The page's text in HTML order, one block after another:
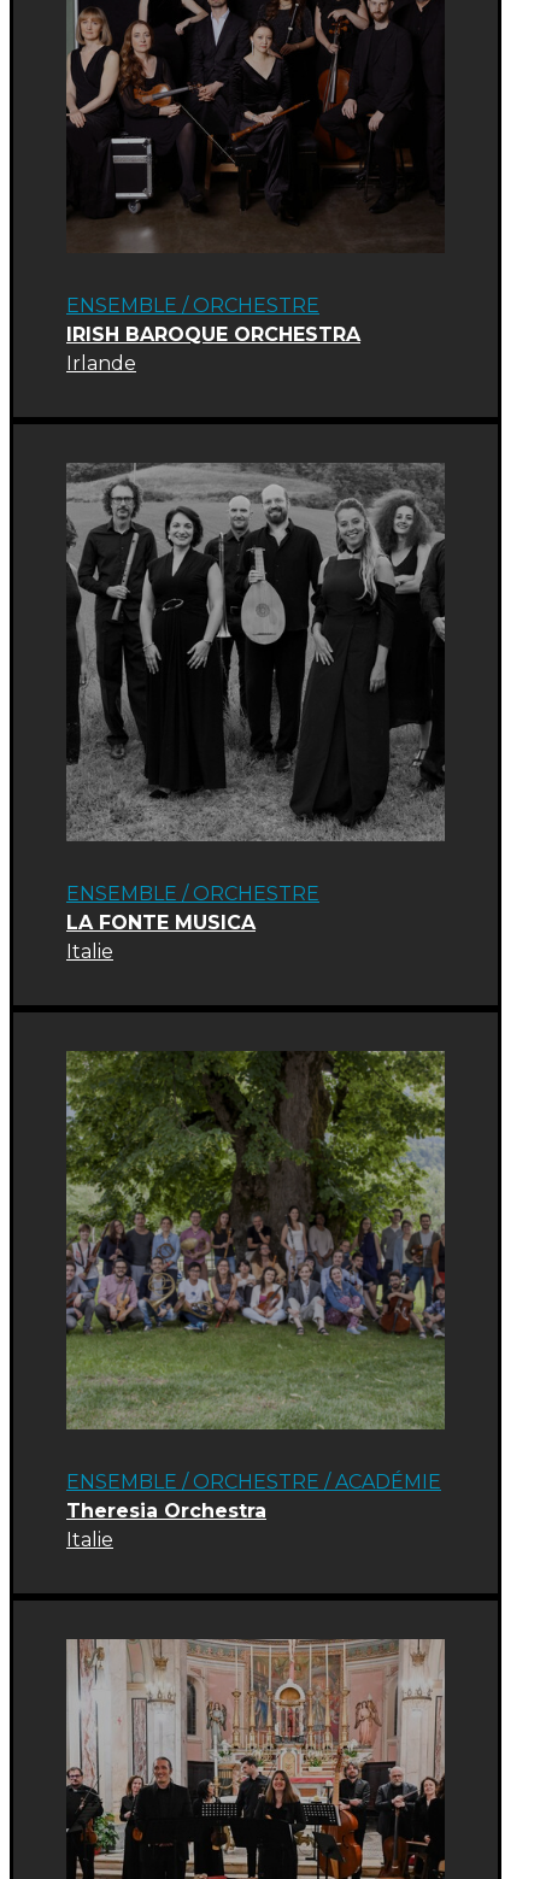
ENSEMBLE / ORCHESTRE
IRISH BAROQUE ORCHESTRA
Irlande
ENSEMBLE / ORCHESTRE
LA FONTE MUSICA
Italie
ENSEMBLE / ORCHESTRE /ACADÉMIE
Theresia Orchestra
Italie